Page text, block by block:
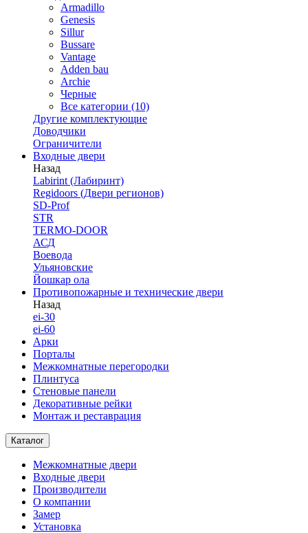
Armadillo
Genesis
Sillur
Bussare
Vantage
Adden bau
Archie
Черные
Все категории (10)
Другие комплектующие
Доводчики
Ограничители
Входные двери
Назад
Labirint (Лабиринт)
Regidoors (Двери регионов)
SD-Prof
STR
TERMO-DOOR
АСД
Воевода
Ульяновские
Йошкар ола
Противопожарные и технические двери
Назад
ei-30
ei-60
Арки
Порталы
Межкомнатные перегородки
Плинтуса
Стеновые панели
Декоративные рейки
Монтаж и реставрация
Каталог
Межкомнатные двери
Входные двери
Производители
О компании
Замер
Установка